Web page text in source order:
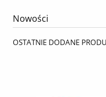
Nowości
OSTATNIE DODANE